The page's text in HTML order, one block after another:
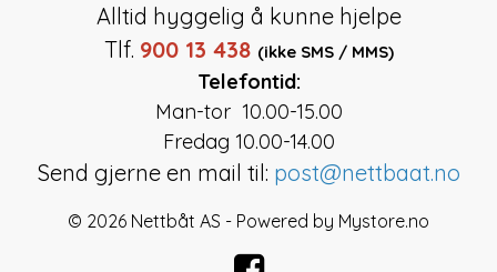
Alltid hyggelig å kunne hjelpe
Tlf. 900 13 438 (ikke SMS / MMS)
Telefontid:
Man-tor 10.00-15.00
Fredag 10.00-14.00
Send gjerne en mail til: post@nettbaat.no
© 2026 Nettbåt AS - Powered by Mystore.no